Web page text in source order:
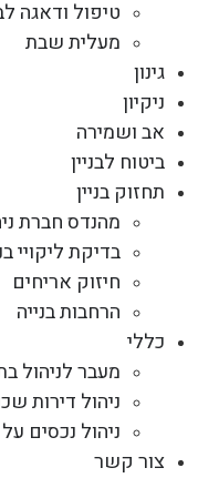
טיפול ודאגה
מעלית שבת
גינון
ניקיון
אב ושמירה
ביטוח לבניין
תחזוק בניין
מהנדס חברת
בדיקת ליקויי
חיזוק אריחים
הרחבות בנייה
כללי
מעבר לניהול
ניהול דירות
ניהול נכסים על
צור קשר